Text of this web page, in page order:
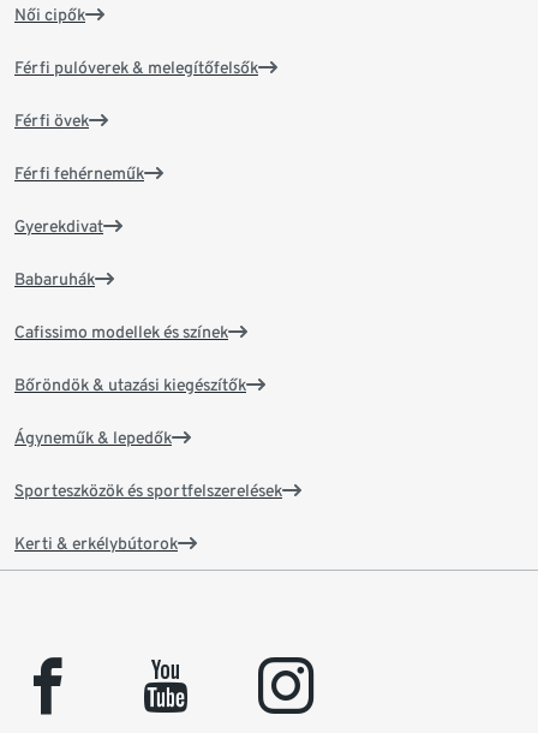
Női cipők
Férfi pulóverek & melegítőfelsők
Férfi övek
Férfi fehérneműk
Gyerekdivat
Babaruhák
Cafissimo modellek és színek
Bőröndök & utazási kiegészítők
Ágyneműk & lepedők
Sporteszközök és sportfelszerelések
Kerti & erkélybútorok
facebook youtube instagram